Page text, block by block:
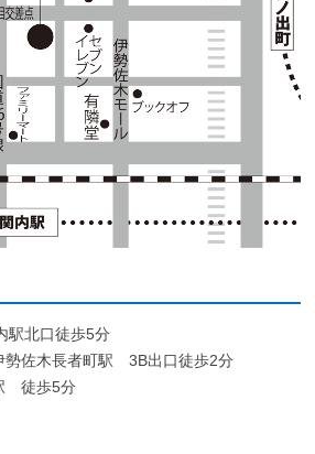
北口徒歩5分
佐木長者町駅 3B出口徒歩2分
徒歩5分